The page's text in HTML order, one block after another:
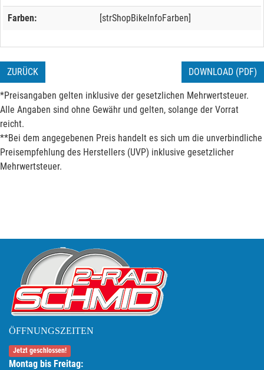
Farben: [strShopBikeInfoFarben]
ZURÜCK DOWNLOAD (PDF)
*Preisangaben gelten inklusive der gesetzlichen Mehrwertsteuer.
Alle Angaben sind ohne Gewähr und gelten, solange der Vorrat
reicht.
**Bei dem angegebenen Preis handelt es sich um die unverbindliche
Preisempfehlung des Herstellers (UVP) inklusive gesetzlicher
Mehrwertsteuer.
ÖFFNUNGSZEITEN
Jetzt geschlossen!
Montag bis Freitag: